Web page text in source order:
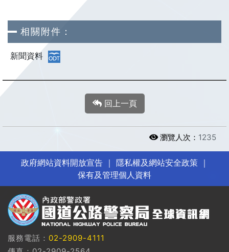
相關附件：
新聞資料
回上一頁
瀏覽人次： 1235
政府網站資料開放宣告｜ 隱私權及網站安全政策｜
保有及管理個人資料
服務電話： 02-2909-4111